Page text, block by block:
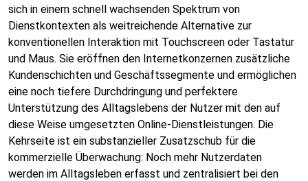
sich in einem schnell wachsenden Spektrum von
Dienstkontexten als weitreichende Alternative zur
konventionellen Interaktion mit Touchscreen oder Tastatur
und Maus. Sie eröffnen den Internetkonzernen zusätzliche
Kundenschichten und Geschäftssegmente und ermöglichen
eine noch tiefere Durchdringung und perfektere
Unterstützung des Alltagslebens der Nutzer mit den auf
diese Weise umgesetzten Online-Dienstleistungen. Die
Kehrseite ist ein substanzieller Zusatzschub für die
kommerzielle Überwachung: Noch mehr Nutzerdaten
werden im Alltagsleben erfasst und zentralisiert bei den